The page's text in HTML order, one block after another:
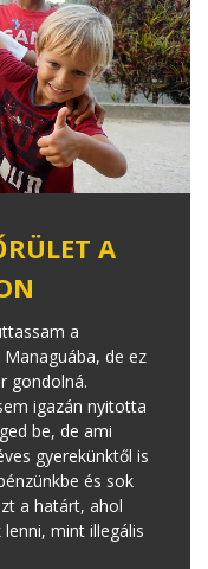
A
a
de ez
gondolná.
igazán nyitotta
be, de ami
gyerekünktől is
és sok
a határt, ahol
mint illegális